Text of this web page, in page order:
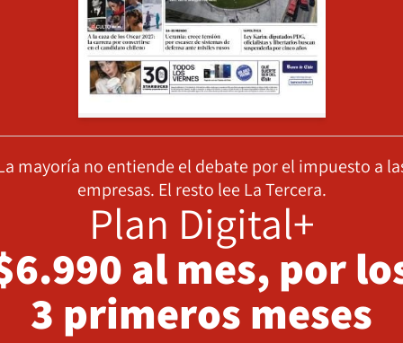
mayoría no entiende el debate por el impuesto a
empresas. El resto lee La Tercera.
Plan Digital+
al mes, por
3 primeros meses